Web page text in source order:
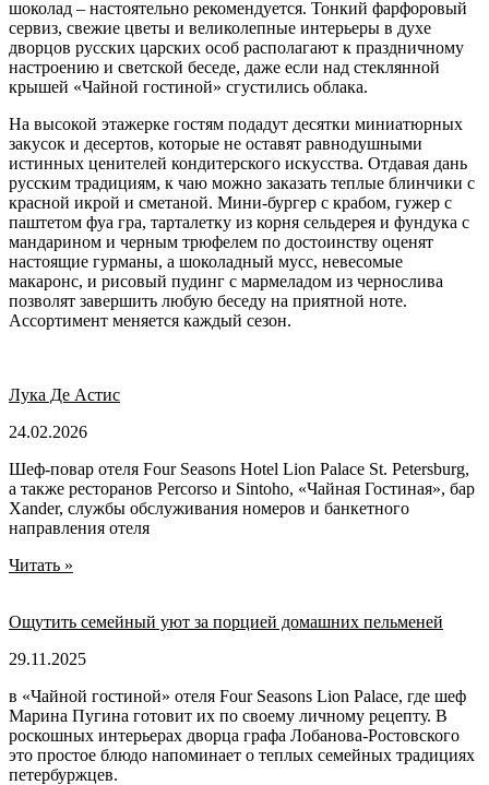
шоколад – настоятельно рекомендуется. Тонкий фарфоровый
сервиз, свежие цветы и великолепные интерьеры в духе
дворцов русских царских особ располагают к праздничному
настроению и светской беседе, даже если над стеклянной
крышей «Чайной гостиной» сгустились облака.
На высокой этажерке гостям подадут десятки миниатюрных
закусок и десертов, которые не оставят равнодушными
истинных ценителей кондитерского искусства. Отдавая дань
русским традициям, к чаю можно заказать теплые блинчики с
красной икрой и сметаной. Мини-бургер с крабом, гужер с
паштетом фуа гра, тарталетку из корня сельдерея и фундука с
мандарином и черным трюфелем по достоинству оценят
настоящие гурманы, а шоколадный мусс, невесомые
макаронс, и рисовый пудинг с мармеладом из чернослива
позволят завершить любую беседу на приятной ноте.
Ассортимент меняется каждый сезон.
Лука Де Астис
24.02.2026
Шеф-повар отеля Four Seasons Hotel Lion Palace St. Petersburg,
а также ресторанов Percorso и Sintoho, «Чайная Гостиная», бар
Xander, службы обслуживания номеров и банкетного
направления отеля
Читать »
Ощутить семейный уют за порцией домашних пельменей
29.11.2025
в «Чайной гостиной» отеля Four Seasons Lion Palace, где шеф
Марина Пугина готовит их по своему личному рецепту. В
роскошных интерьерах дворца графа Лобанова-Ростовского
это простое блюдо напоминает о теплых семейных традициях
петербуржцев.